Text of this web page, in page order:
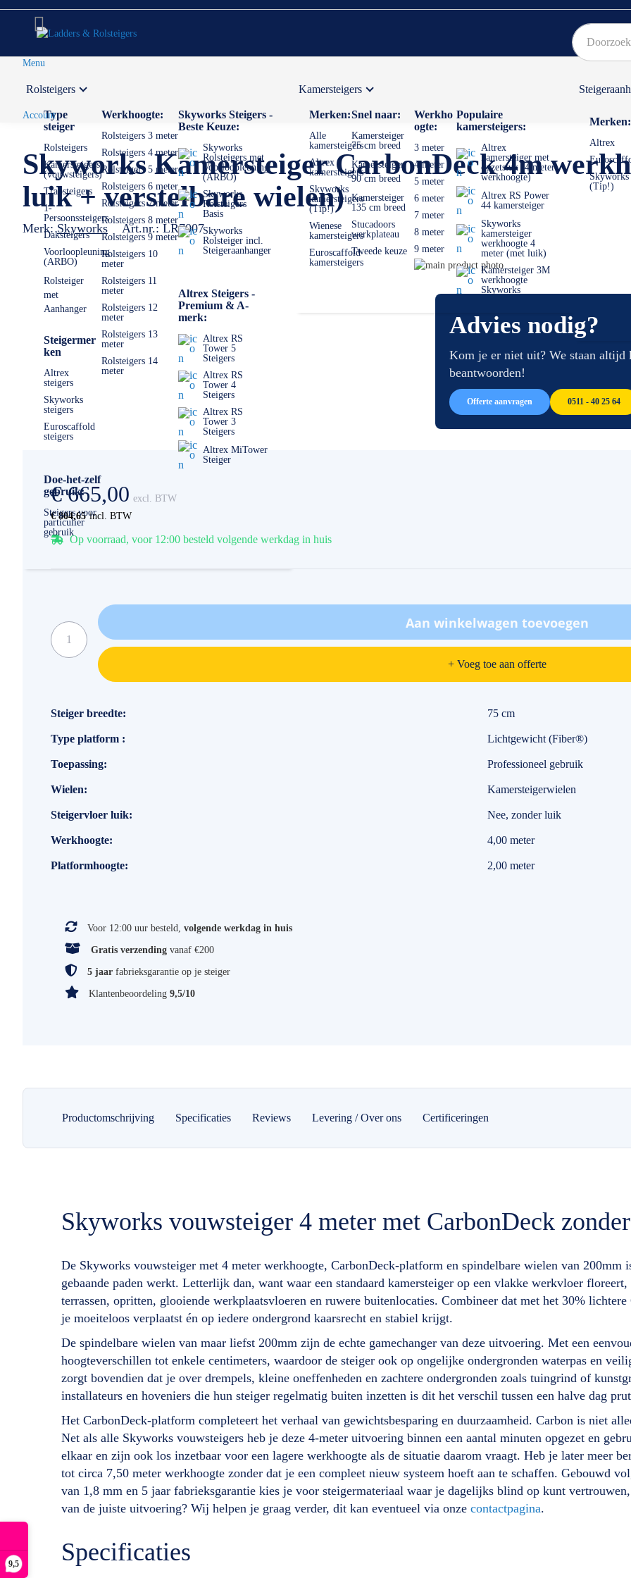
9,5
Menu
Rolsteigers
Type
steiger
Rolsteigers
Kamersteigers
(vouwsteigers)
Trapsteigers
1-
Persoonssteigers
Daksteigers
Voorloopleuning
(ARBO)
Rolsteiger
met
Aanhanger
Steigermer
ken
Altrex
steigers
Skyworks
steigers
Euroscaffold
steigers
Doe-het-zelf
gebruik:
Steigers voor
particulier
gebruik
Werkhoogte:
Rolsteigers 3 meter
Rolsteigers 4 meter
Rolsteigers 5 meter
Rolsteigers 6 meter
Rolsteigers 7 meter
Rolsteigers 8 meter
Rolsteigers 9 meter
Rolsteigers 10
meter
Rolsteigers 11
meter
Rolsteigers 12
meter
Rolsteigers 13
meter
Rolsteigers 14
meter
Skyworks Steigers -
Beste Keuze:
Skyworks
Rolsteigers met
Voorloopleuning
(ARBO)
Skyworks
Rolsteigers
Basis
Skyworks
Rolsteiger incl.
Steigeraanhanger
Altrex Steigers -
Premium & A-
merk:
Altrex RS
Tower 5
Steigers
Altrex RS
Tower 4
Steigers
Altrex RS
Tower 3
Steigers
Altrex MiTower
Steiger
Kamersteigers
Merken:
Alle
kamersteigers
Altrex
kamersteigers
Skyworks
kamersteigers
(Tip!)
Wienese
kamersteigers
Euroscaffold
kamersteigers
Snel naar:
Kamersteiger
75 cm breed
Kamersteiger
90 cm breed
Kamersteiger
135 cm breed
Stucadoors
werkplateau
Tweede keuze
Werkho
ogte:
3 meter
4 meter
5 meter
6 meter
7 meter
8 meter
9 meter
Populaire
kamersteigers:
Altrex
kamersteiger met
opzetstuk (4 meter
werkhoogte)
Altrex RS Power
44 kamersteiger
Skyworks
kamersteiger
werkhoogte 4
meter (met luik)
Kamersteiger 3M
werkhoogte
Skyworks
Merken:
Altrex
Skyworks
(Tip!)
Account
Skyworks Kamersteiger CarbonDeck 4m
luik + verstelbare wielen)
Merk: Skyworks Art.nr.: LR7007
Ga
afbeeldingen-
Advies nodig?
Kom je er niet uit? We staan altijd
beantwoorden!
Offerte aanvragen 0511 - 40 25 64
€ 804,65
€ 665,00
Op voorraad, voor 12:00 besteld volgende werkdag in huis
Aan winkelwagen toevoegen
+ Voeg toe aan offerte
Specificaties
Steiger breedte 75 cm
Type platform Lichtgewicht (Fiber®)
Toepassing Professioneel gebruik
Wielen Kamersteigerwielen
Steigervloer luik Nee, zonder luik
Werkhoogte 4,00 meter
Platformhoogte 2,00 meter
Voor 12:00 uur besteld, volgende werkdag in huis
Gratis verzending vanaf €200
5 jaar fabrieksgarantie op je steiger
Klantenbeoordeling 9,5/10
Productomschrijving Specificaties Reviews Levering / Over ons Certificeringen
Skyworks vouwsteiger 4 meter met CarbonDeck
De Skyworks vouwsteiger met 4 meter werkhoogte, CarbonDeck-platform en spindelbare wielen van 200mm
gebaande paden werkt. Letterlijk dan, want waar een standaard kamersteiger op een vlakke werkvloer
terrassen, opritten, glooiende werkplaatsvloeren en ruwere buitenlocaties. Combineer dat met het 30%
je moeiteloos verplaatst én op iedere ondergrond kaarsrecht en stabiel krijgt.
De spindelbare wielen van maar liefst 200mm zijn de echte gamechanger van deze uitvoering. Met een
hoogteverschillen tot enkele centimeters, waardoor de steiger ook op ongelijke ondergronden waterpas en
zorgt bovendien dat je over drempels, kleine oneffenheden en zachtere ondergronden zoals tuingrind of
installateurs en hoveniers die hun steiger regelmatig buiten inzetten is dit het verschil tussen een halve dag
Het CarbonDeck-platform completeert het verhaal van gewichtsbesparing en duurzaamheid. Carbon is niet
Net als alle Skyworks vouwsteigers heb je deze 4-meter uitvoering binnen een aantal minuten opgezet en
elkaar en zijn ook los inzetbaar voor een lagere werkhoogte als de situatie daarom vraagt. Heb je later meer
tot circa 7,50 meter werkhoogte zonder dat je een compleet nieuw systeem hoeft aan te schaffen. Gebouwd
van 1,8 mm en 5 jaar fabrieksgarantie kies je voor steigermateriaal waar je dagelijks blind op kunt
van de juiste uitvoering? Wij helpen je graag verder, dit kan eventueel via onze contactpagina.
Specificaties